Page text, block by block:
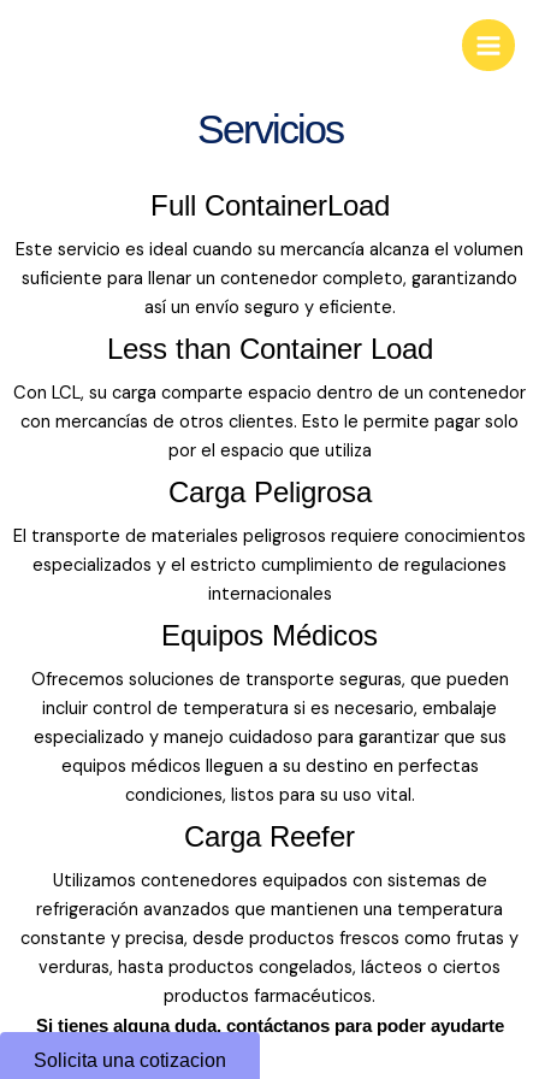
Main
Servicios
Full ContainerLoad
Este servicio es ideal cuando su mercancía alcanza el volumen
suficiente para llenar un contenedor completo, garantizando
así un envío seguro y eficiente.
Less than Container Load
Con LCL, su carga comparte espacio dentro de un contenedor
con mercancías de otros clientes. Esto le permite pagar solo
por el espacio que utiliza
Carga Peligrosa
El transporte de materiales peligrosos requiere conocimientos
especializados y el estricto cumplimiento de regulaciones
internacionales
Equipos Médicos
Ofrecemos soluciones de transporte seguras, que pueden
incluir control de temperatura si es necesario, embalaje
especializado y manejo cuidadoso para garantizar que sus
equipos médicos lleguen a su destino en perfectas
condiciones, listos para su uso vital.
Carga Reefer
Utilizamos contenedores equipados con sistemas de
refrigeración avanzados que mantienen una temperatura
constante y precisa, desde productos frescos como frutas y
verduras, hasta productos congelados, lácteos o ciertos
productos farmacéuticos.
Si tienes alguna duda, contáctanos para poder ayudarte
Solicita una cotizacion